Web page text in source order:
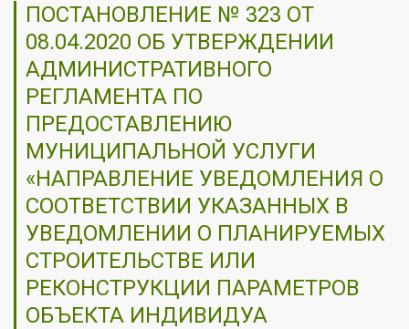
ПОСТАНОВЛЕНИЕ № 323 ОТ
08.04.2020 ОБ УТВЕРЖДЕНИИ
АДМИНИСТРАТИВНОГО
РЕГЛАМЕНТА ПО
ПРЕДОСТАВЛЕНИЮ
МУНИЦИПАЛЬНОЙ УСЛУГИ
«НАПРАВЛЕНИЕ УВЕДОМЛЕНИЯ О
СООТВЕТСТВИИ УКАЗАННЫХ В
УВЕДОМЛЕНИИ О ПЛАНИРУЕМЫХ
СТРОИТЕЛЬСТВЕ ИЛИ
РЕКОНСТРУКЦИИ ПАРАМЕТРОВ
ОБЪЕКТА ИНДИВИДУА